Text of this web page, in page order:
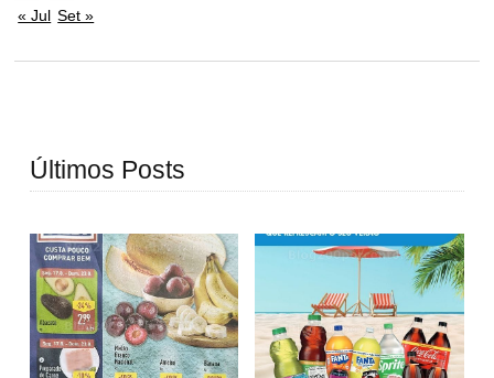
« Jul Set »
Últimos Posts